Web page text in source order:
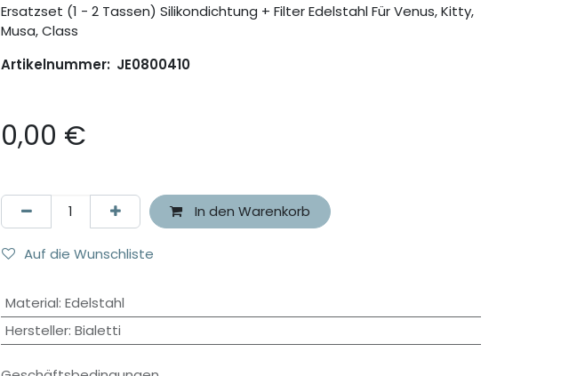
Ersatzset (1 - 2 Tassen) Silikondichtung + Filter Edelstahl Für Venus, Kitty,
Musa, Class
Artikelnummer: JE0800410
0,00 €
In den Warenkorb
Auf die Wunschliste
Material: Edelstahl
Hersteller: Bialetti